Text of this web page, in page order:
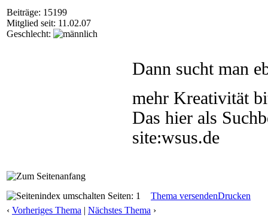
Beiträge: 15199
Mitglied seit: 11.02.07
Geschlecht:
Dann sucht man
mehr Kreativität
Das hier als
site:wsus.de
Seiten: 1 Thema versendenDrucken
‹ Vorheriges Thema | Nächstes Thema ›